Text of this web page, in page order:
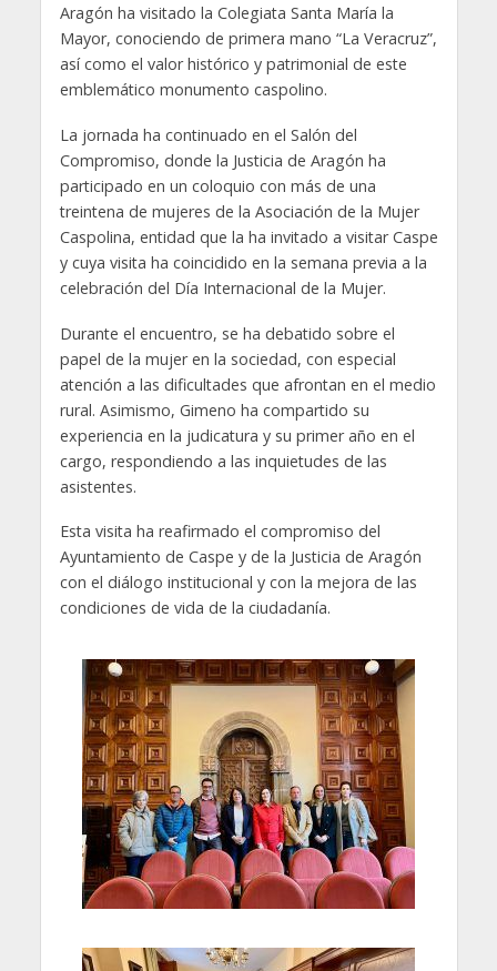
Aragón ha visitado la Colegiata Santa María la
Mayor, conociendo de primera mano “La Veracruz”,
así como el valor histórico y patrimonial de este
emblemático monumento caspolino.
La jornada ha continuado en el Salón del
Compromiso, donde la Justicia de Aragón ha
participado en un coloquio con más de una
treintena de mujeres de la Asociación de la Mujer
Caspolina, entidad que la ha invitado a visitar Caspe
y cuya visita ha coincidido en la semana previa a la
celebración del Día Internacional de la Mujer.
Durante el encuentro, se ha debatido sobre el
papel de la mujer en la sociedad, con especial
atención a las dificultades que afrontan en el medio
rural. Asimismo, Gimeno ha compartido su
experiencia en la judicatura y su primer año en el
cargo, respondiendo a las inquietudes de las
asistentes.
Esta visita ha reafirmado el compromiso del
Ayuntamiento de Caspe y de la Justicia de Aragón
con el diálogo institucional y con la mejora de las
condiciones de vida de la ciudadanía.